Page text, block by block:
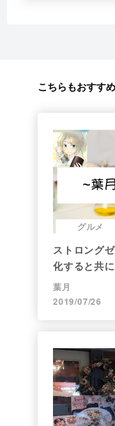
こちらもおすす
グルメ
ストロング
化すると共
葉月
2019/07/26